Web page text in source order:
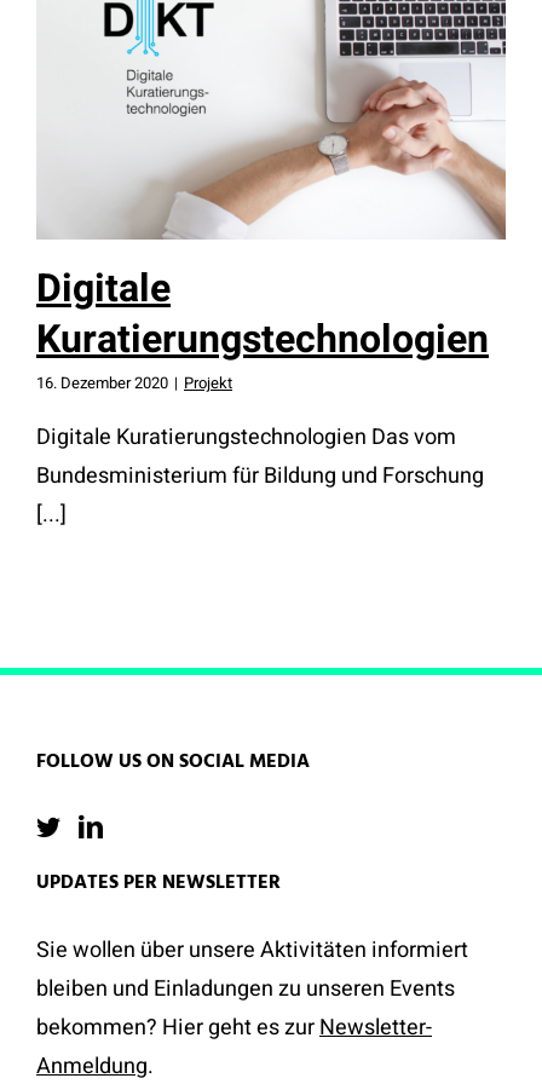
Digitale
Kuratierungstechnologien
Digitale
Kuratierungstechnologien
16. Dezember 2020 | Projekt
Digitale Kuratierungstechnologien Das vom
Bundesministerium für Bildung und Forschung
[...]
FOLLOW US ON SOCIAL MEDIA
UPDATES PER NEWSLETTER
Sie wollen über unsere Aktivitäten informiert
bleiben und Einladungen zu unseren Events
bekommen? Hier geht es zurNewsletter-
Anmeldung.